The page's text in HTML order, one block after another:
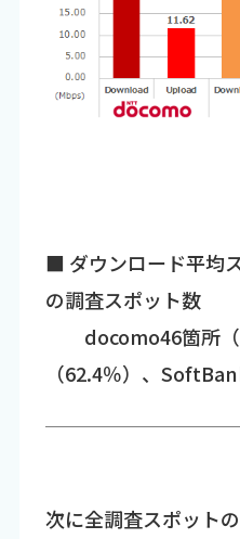
■ ダウンロード平均
の調査スポット数
docomo46箇所（
（62.4％）、
次に全調査スポット